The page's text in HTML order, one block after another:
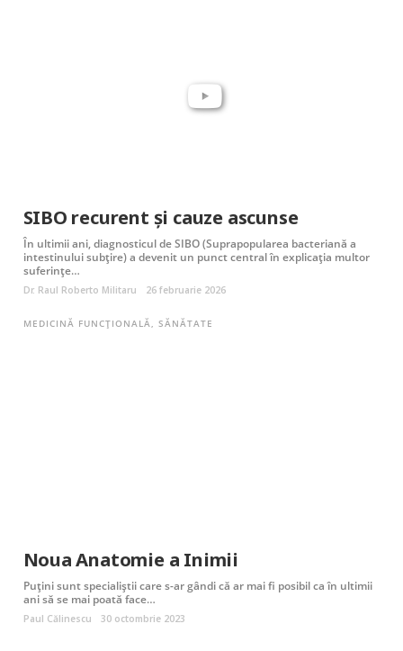
SIBO recurent și cauze ascunse
În ultimii ani, diagnosticul de SIBO (Suprapopularea bacteriană a
intestinului subțire) a devenit un punct central în explicația multor
suferințe…
Dr. Raul Roberto Militaru 26 februarie 2026
MEDICINĂ FUNCȚIONALĂ, SĂNĂTATE
Noua Anatomie a Inimii
Puțini sunt specialiştii care s-ar gândi că ar mai fi posibil ca în ultimii
ani să se mai poată face…
Paul Călinescu 30 octombrie 2023